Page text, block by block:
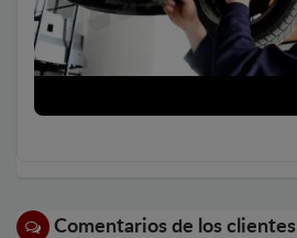
Comentarios de los clientes